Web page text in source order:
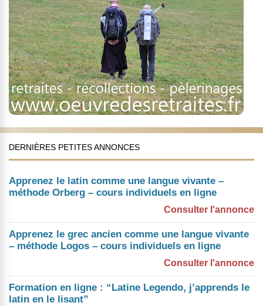
DERNIÈRES PETITES ANNONCES
Apprenez le latin comme une langue vivante –
méthode Orberg – cours individuels en ligne
Consulter l'annonce
Apprenez le grec ancien comme une langue vivante
– méthode Logos – cours individuels en ligne
Consulter l'annonce
Formation en ligne : “Latine Legendo, j’apprends le
latin en le lisant”